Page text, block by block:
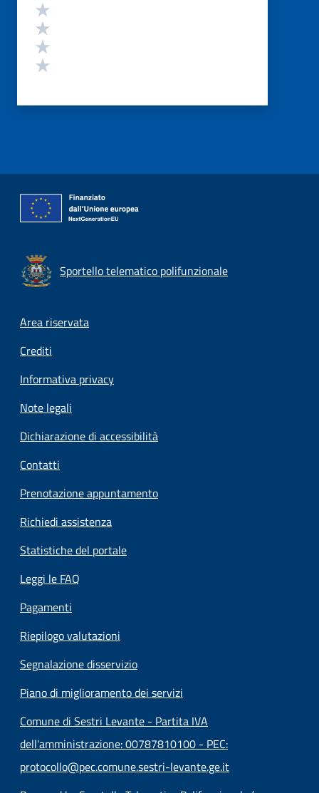
Sportello telematico polifunzionale
Footer menu
Area riservata
Crediti
Informativa privacy
Note legali
Dichiarazione di accessibilità
Contatti
Prenotazione appuntamento
Richiedi assistenza
Statistiche del portale
Leggi le FAQ
Pagamenti
Riepilogo valutazioni
Segnalazione disservizio
Piano di miglioramento dei servizi
Comune di Sestri Levante - Partita IVA
dell'amministrazione: 00787810100 - PEC:
protocollo@pec.comune.sestri-levante.ge.it